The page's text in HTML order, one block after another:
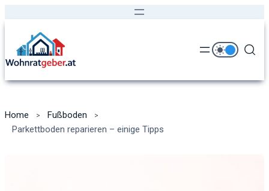
Home
Fußboden
Parkettboden reparieren – einige Tipps